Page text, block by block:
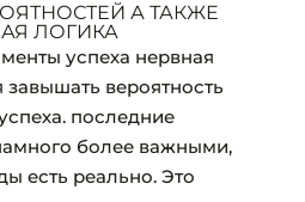
А ТАКЖЕ
ЛОГИКА
успеха нервная
завышать вероятность
последние
более важными,
есть реально. Это